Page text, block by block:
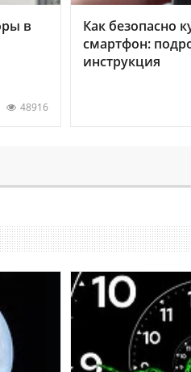
в
48916
Как безопасно
смартфон:
инструкция